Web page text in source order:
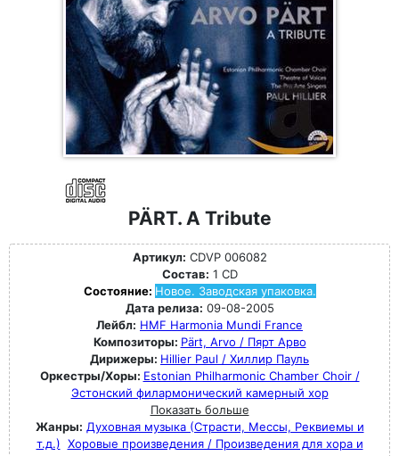
PÄRT. A Tribute
Артикул: CDVP 006082
Состав: 1 CD
Состояние: Новое. Заводская упаковка.
Дата релиза: 09-08-2005
Лейбл: HMF Harmonia Mundi France
Композиторы: Pärt, Arvo / Пярт Арво
Дирижеры: Hillier Paul / Хиллир Пауль
Оркестры/Хоры: Estonian Philharmonic Chamber Choir /
Эстонский филармонический камерный хор
Показать больше
Жанры: Духовная музыка (Страсти, Мессы, Реквиемы и
т.д.) Хоровые произведения / Произведения для хора и